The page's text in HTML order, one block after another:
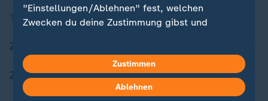
Themen im Überblick
ZDFheute Apps
"Einstellungen/Ablehnen" fest, welchen
Zwecken du deine Zustimmung gibst und
in deinen Einstellungen widerrufen oder ändern.
Hier findest du das Impressum.
Zustimmen
Ablehnen